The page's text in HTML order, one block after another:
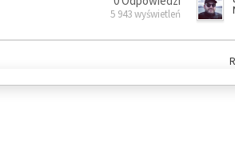
5 943 wyświetleń